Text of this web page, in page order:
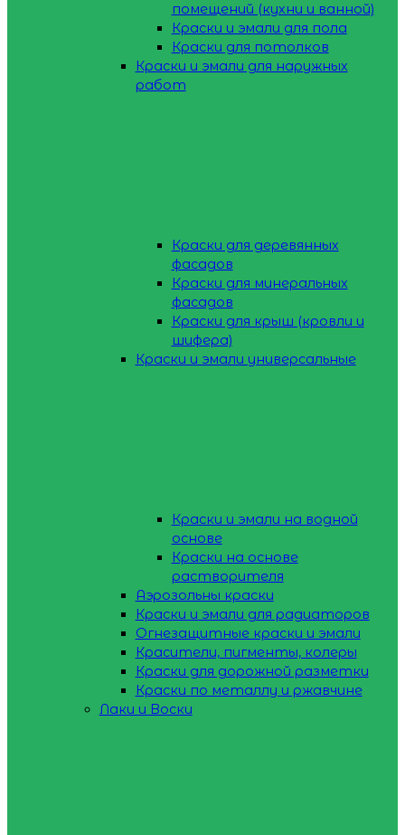
помещений (кухни и ванной)
Краски и эмали для пола
Краски для потолков
Краски и эмали для наружных
работ
Краски для деревянных
фасадов
Краски для минеральных
фасадов
Краски для крыш (кровли и
шифера)
Краски и эмали универсальные
Краски и эмали на водной
основе
Краски на основе
растворителя
Аэрозольны краски
Краски и эмали для радиаторов
Огнезащитные краски и эмали
Красители, пигменты, колеры
Краски для дорожной разметки
Краски по металлу и ржавчине
Лаки и Воски